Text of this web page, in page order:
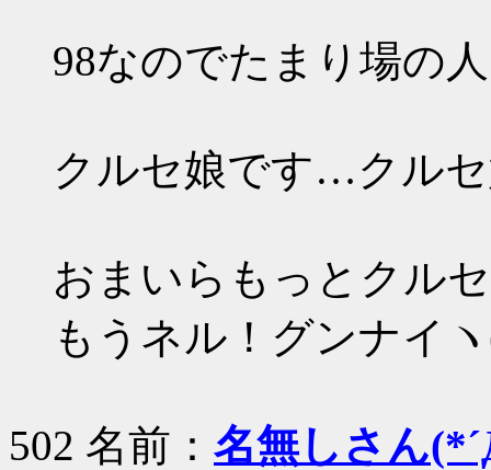
98なのでたまり場の
クルセ娘です…クル
おまいらもっとクル
もうネル！グンナイ
502 名前： 名無しさん